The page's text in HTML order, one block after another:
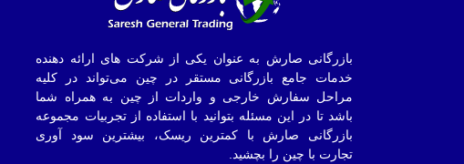
بازرگانی صارش به عنوان یکی از شرکت های ارائه دهنده
خدمات جامع بازرگانی مستقر در چین می‌تواند در کلیه
مراحل سفارش خارجی و واردات از چین به همراه شما
باشد تا در این مسئله بتوانید با استفاده از تجربیات مجموعه
بازرگانی صارش با کمترین ریسک، بیشترین سود آوری
تجارت با چین را بچشید.